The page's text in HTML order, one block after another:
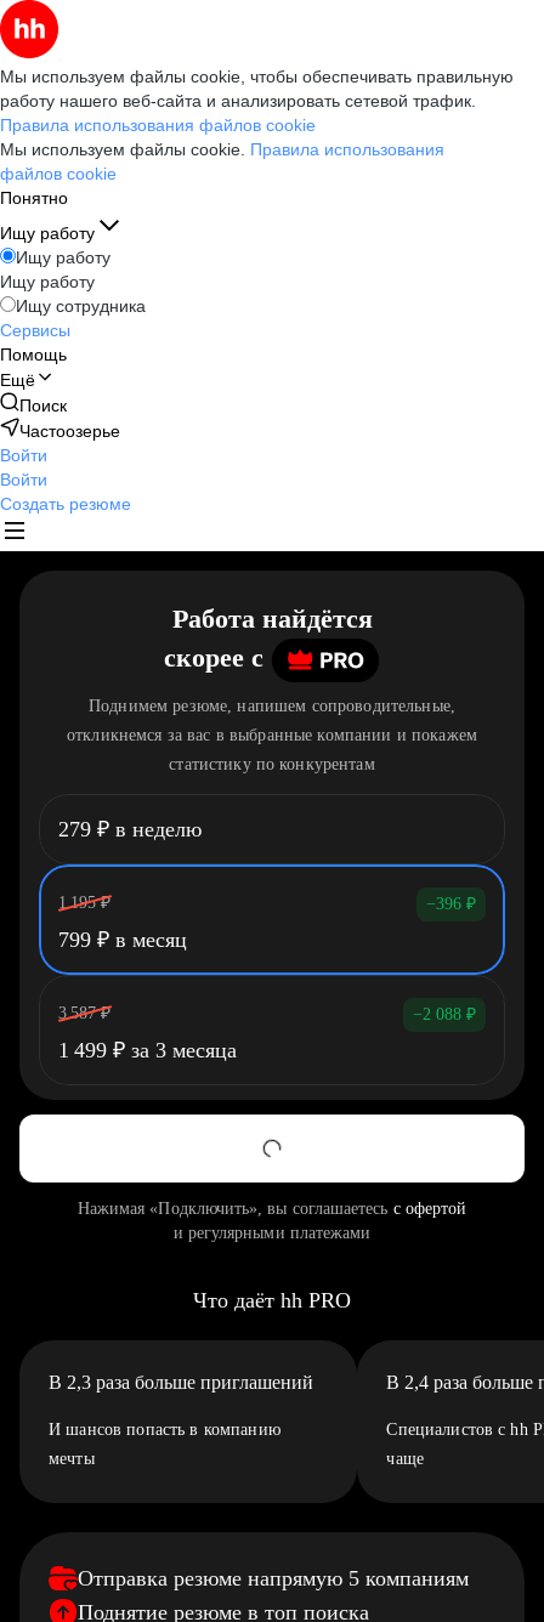
Мы используем файлы cookie, чтобы обеспечивать правильную
работу нашего веб-сайта и анализировать сетевой трафик.
Правила использования файлов cookie
Мы используем файлы cookie. Правила использования
файлов cookie
Понятно
Ищу работу
Ищу работу
Ищу работу
Ищу сотрудника
Сервисы
Помощь
Ещё
Поиск
Частоозерье
Войти
Войти
Создать резюме
Работа найдётся
скорее c
Поднимем резюме, напишем сопроводительные,
откликнемся за вас в выбранные компании и покажем
статистику по конкурентам
279 ₽ в неделю
1 195 ₽ −396 ₽
799 ₽ в месяц
3 587 ₽ −2 088 ₽
1 499 ₽ за 3 месяца
Нажимая «Подключить», вы соглашаетесь с офертой
и регулярными платежами
Что даёт hh PRO
В 2,3 раза больше приглашений
И шансов попасть в компанию
мечты
В 2,4 раза больше
Специалистов с hh
чаще
Отправка резюме напрямую 5 компаниям
Поднятие резюме в топ поиска